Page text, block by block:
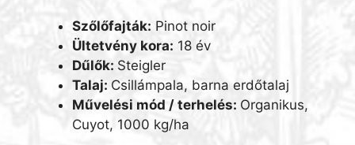
Szőlőfajták: Pinot noir
Ültetvény kora: 18 év
Dűlők: Steigler
Talaj: Csillámpala, barna erdőtalaj
Művelési mód / terhelés: Organikus,
Cuyot, 1000 kg/ha